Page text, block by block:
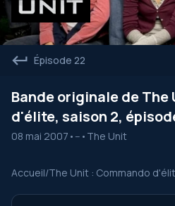
Épisode 22
Bande originale de The
d'élite, saison 2,
08 mai 2007 • -- • The Unit
Accueil/The Unit : Commando